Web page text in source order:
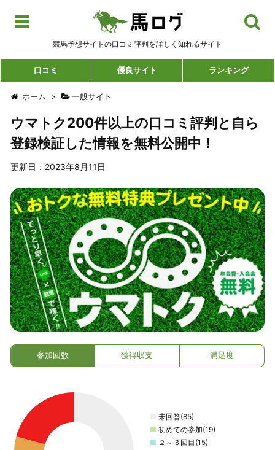
競馬予想サイトの口コミ評判を詳しく知れるサイト
口コミ 優良サイト ランキング
ホーム > 一般サイト
ウマトク200件以上の口コミ評判と自ら
登録検証した情報を無料公開中！
更新日：2023年8月11日
参加回数 獲得収支 満足度
未回答(85)
■ 初めての参加(19)
■ ２～３回目(15)